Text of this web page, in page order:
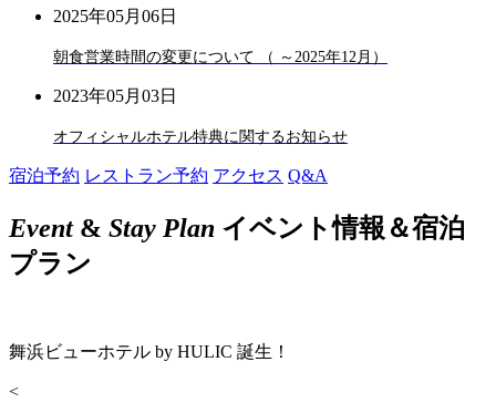
2025年05月06日
朝食営業時間の変更について （ ～2025年12月）
2023年05月03日
オフィシャルホテル特典に関するお知らせ
宿泊予約 レストラン予約 アクセス Q&A
Event& Stay Plan イベント情報＆宿泊
プラン
舞浜ビューホテル by HULIC 誕生！
<